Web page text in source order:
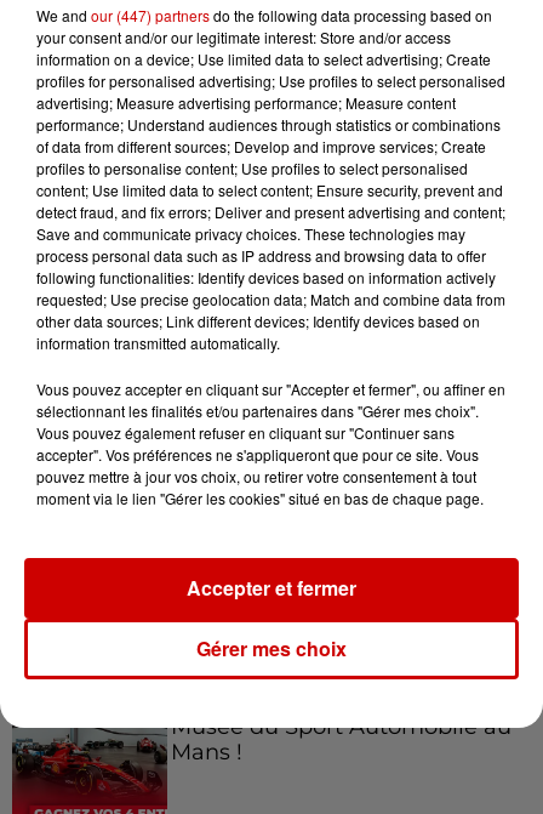
appartement...
15h02
Éclipse solaire : découvrez les
meilleurs spots d'observation
du...
11h51
À LA UNE : professeur
condamné, repreneurs pour
Duralex et la...
Jeux Voir plus
Festival du Roi Arthur 2026 !
Musée du Sport Automobile au
Mans !
We and our (447) partnersdo the following data processing based on
your consent and/or our legitimate interest: Store and/or access
information on a device; Use limited data to select advertising; Create
profiles for personalised advertising; Use profiles to select personalised
advertising; Measure advertising performance; Measure content
performance; Understand audiences through statistics or combinations
of data from different sources; Develop and improve services; Create
profiles to personalise content; Use profiles to select personalised
content; Use limited data to select content; Ensure security, prevent and
detect fraud, and fix errors; Deliver and present advertising and content;
Save and communicate privacy choices. These technologies may
process personal data such as IP address and browsing data to offer
following functionalities: Identify devices based on information actively
requested; Use precise geolocation data; Match and combine data from
other data sources; Link different devices; Identify devices based on
information transmitted automatically.
Vous pouvez accepter en cliquant sur "Accepter et fermer", ou affiner en
sélectionnant les finalités et/ou partenaires dans "Gérer mes choix".
Vous pouvez également refuser en cliquant sur "Continuer sans
accepter". Vos préférences ne s'appliqueront que pour ce site. Vous
pouvez mettre à jour vos choix, ou retirer votre consentement à tout
moment via le lien "Gérer les cookies" situé en bas de chaque page.
Gérer mes choix
Accepter et fermer